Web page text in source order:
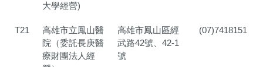
大學經營)
T21
高雄市立鳳山醫
院（委託長庚醫
療財團法人經
高雄市鳳山區經
武路42號、42-1
號
(07)7418151